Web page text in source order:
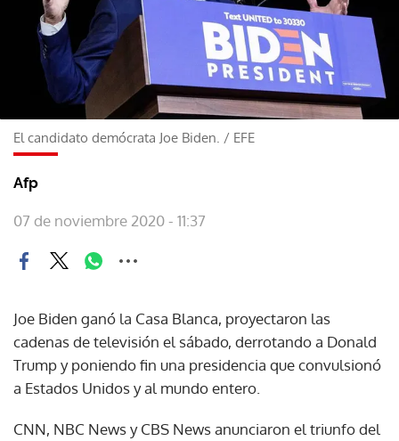
El candidato demócrata Joe Biden. / EFE
Afp
07 de noviembre 2020 - 11:37
Joe Biden ganó la Casa Blanca, proyectaron las
cadenas de televisión el sábado, derrotando a Donald
Trump y poniendo fin una presidencia que convulsionó
a Estados Unidos y al mundo entero.
CNN, NBC News y CBS News anunciaron el triunfo del